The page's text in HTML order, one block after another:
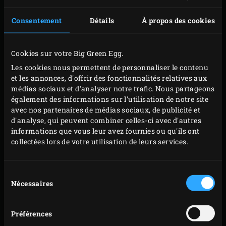
Consentement Détails À propos des cookies
Cookies sur votre Big Green Egg.
Les cookies nous permettent de personnaliser le contenu
et les annonces, d'offrir des fonctionnalités relatives aux
médias sociaux et d'analyser notre trafic. Nous partageons
également des informations sur l'utilisation de notre site
avec nos partenaires de médias sociaux, de publicité et
d'analyse, qui peuvent combiner celles-ci avec d'autres
informations que vous leur avez fournies ou qu'ils ont
collectées lors de votre utilisation de leurs services.
duNécessaires
Préférences
ronde perforée
puis placez celle-ci sur la grille et
rabattez le couvercle de l’EGG. Laissez cuire vos rib
fingers pendant env. 2 heures.
Sortez la plaque contenant les rib fingers de l’EGG et
transvasez-les dans lalèchefrite ronde. Faites
monter la température de l’EGG à 180 °C.
Mélangez les ingrédients du glaçage et enrobez-en
les rib fingers. Posez la lèchefrite sur la grille et
rabattez le couvercle de l’EGG. Laissez les rib fingers
cuire pendant encore env. 15 minutes tout en les
glaçage. Pendant ce temps, taillez le concombre en
graines du piment et débitez sa chair ainsi que
l’oignon de printemps en fines rondelles.